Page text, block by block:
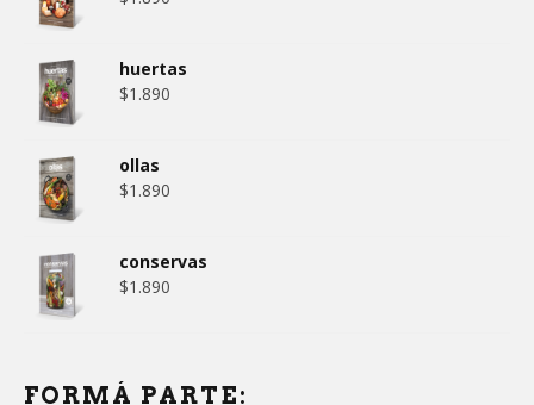
huertas
$1.890
ollas
$1.890
conservas
$1.890
FORMÁ PARTE: